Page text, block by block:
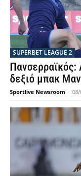
SUPERBET LEAGUE 2
Πανσερραϊκός:
δεξιό μπακ
Sportlive Newsroom - 08/